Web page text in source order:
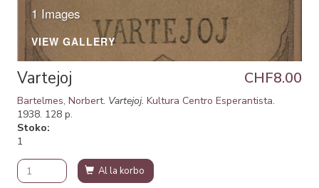
1 Images
VIEW GALLERY
Vartejoj CHF8.00
Bartelmes, Norbert. Vartejoj. Kultura Centro Esperantista.
1938. 128 p.
Stoko
1
Al la korbo